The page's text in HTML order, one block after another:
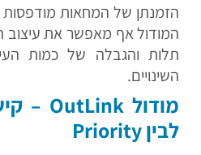
הזמנתן של המחאות
המודול אף מאפשר את
תלות והגבלה של כמות
השינויים.
לבין Priority